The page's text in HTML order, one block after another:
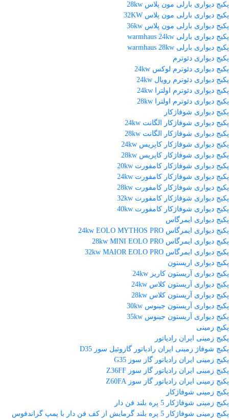
پکیج دیواری بارلی مون پلاس 28kw
پکیج دیواری بارلی مون پلاس 32KW
پکیج دیواری بارلی مون پلاس 36kw
پکیج دیواری بارلی warmhaus 24kw
پکیج دیواری بارلی warmhaus 28kw
پکیج دیواری دئوترم
پکیج دیواری دئوترم لوکس 24kw
پکیج دیواری دئوترم رویال 24kw
پکیج دیواری دئوترم اولترا 24kw
پکیج دیواری دئوترم اولترا 28kw
پکیج دیواری شوفاژکار
پکیج دیواری شوفاژکار الگانت 24kw
پکیج دیواری شوفاژکار الگانت 28kw
پکیج دیواری شوفاژکار کاپریس 24kw
پکیج دیواری شوفاژکار کاپریس 28kw
پکیج دیواری شوفاژکار کامفورت 20kw
پکیج دیواری شوفاژکار کامفورت 24kw
پکیج دیواری شوفاژکار کامفورت 28kw
پکیج دیواری شوفاژکار کامفورت 32kw
پکیج دیواری شوفاژکار کامفورت 40kw
پکیج دیواری ایمرگاس
پکیج دیواری ایمرگاس 24kw EOLO MYTHOS PRO
پکیج دیواری ایمرگاس 28kw MINI EOLO PRO
پکیج دیواری ایمرگاس 32kw MAIOR EOLO PRO
پکیج دیواری اریستون
پکیج دیواری آریستون کاریز 24kw
پکیج دیواری آریستون کلاس 24kw
پکیج دیواری آریستون کلاس 28kw
پکیج دیواری آریستون جینوس 30kw
پکیج دیواری آریستون جینوس 35kw
پکیج زمینی
پکیج زمینی ایران رادیاتور
پکیج شوفاژ زمینی ایران رادیاتور گازوئیل سوز D35
پکیج زمینی ایران رادیاتور گاز سوز G35
پکیج زمینی ایران رادیاتور گاز سوز Z36FF
پکیج زمینی ایران رادیاتور گاز سوز Z60FA
پکیج زمینی شوفاژکار
پکیج زمینی شوفاژکار 5 پره بلند فن دار
پکیج زمینی شوفاژکار 5 پره بلند گرمایش از کف فن دار با پمپ گراندفوس